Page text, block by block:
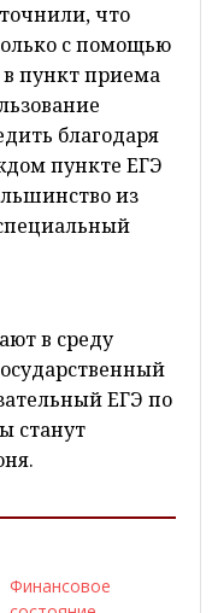
что
с помощью
в пункт приема
благодаря
пункте ЕГЭ
из
в среду
ЕГЭ по
станут
Финансовое